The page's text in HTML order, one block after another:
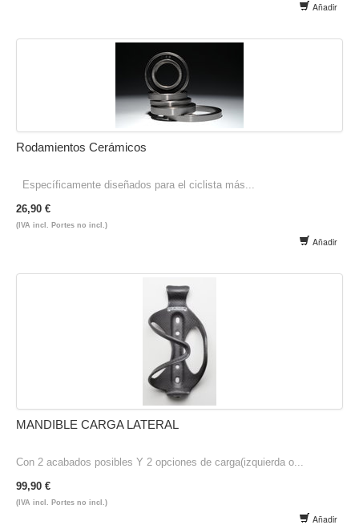
Añadir
Rodamientos Cerámicos
Específicamente diseñados para el ciclista más...
26,90 €
(IVA incl. Portes no incl.)
Añadir
MANDIBLE CARGA LATERAL
Con 2 acabados posibles Y 2 opciones de carga(izquierda o...
99,90 €
(IVA incl. Portes no incl.)
Añadir